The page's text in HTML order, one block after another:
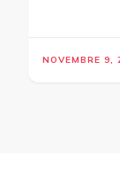
NOVEMBRE 9,